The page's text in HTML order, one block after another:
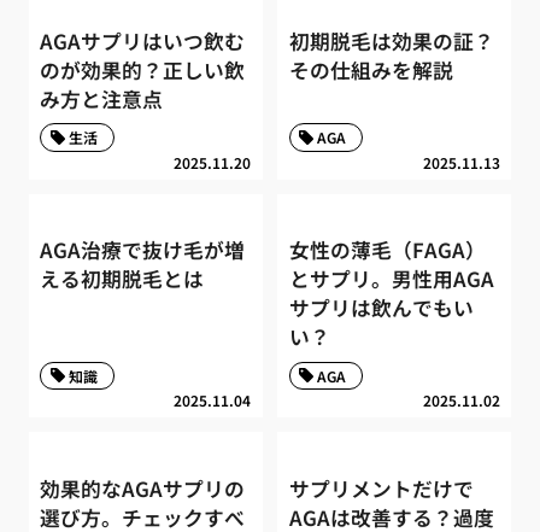
AGAサプリはいつ飲む
のが効果的？正しい飲
み方と注意点
2025.11.20
生活
初期脱毛は効果の証？
その仕組みを解説
2025.11.13
AGA
AGA治療で抜け毛が増
える初期脱毛とは
2025.11.04
知識
女性の薄毛（FAGA）
とサプリ。男性用AGA
サプリは飲んでもい
い？
2025.11.02
AGA
効果的なAGAサプリの
選び方。チェックすべ
サプリメントだけで
AGAは改善する？過度